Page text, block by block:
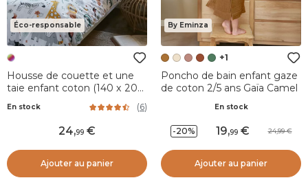
Éco-responsable
Housse de couette et une
taie enfant coton (140 x 200
En stock (6)
24,99
Ajouter au panier
By Eminza
+1
Poncho de bain enfant gaze
de coton 2/5 ans Gaïa Camel
En stock
-20% 19,99 24,99
Ajouter au panier